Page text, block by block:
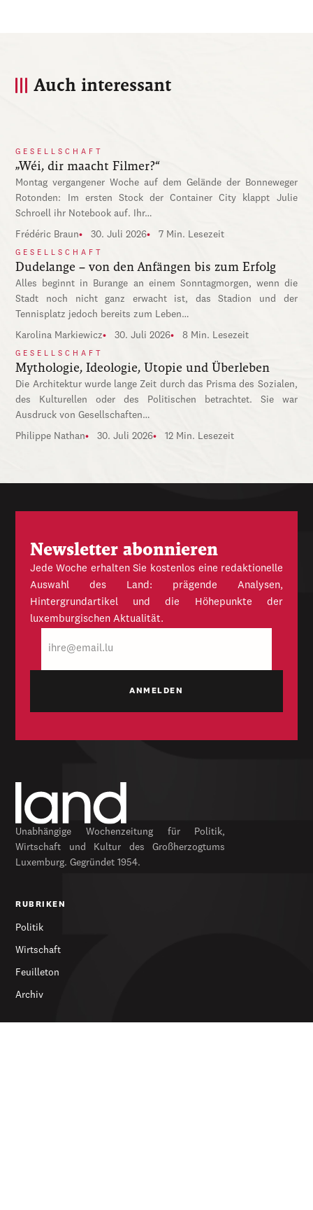
Auch interessant
GESELLSCHAFT
„Wéi, dir maacht Filmer?“
Montag vergangener Woche auf dem Gelände der Bonneweger
Rotonden: Im ersten Stock der Container City klappt Julie
Schroell ihr Notebook auf. Ihr…
Frédéric Braun 30. Juli 2026 7 Min. Lesezeit
GESELLSCHAFT
Dudelange – von den Anfängen bis zum Erfolg
Alles beginnt in Burange an einem Sonntagmorgen, wenn die
Stadt noch nicht ganz erwacht ist, das Stadion und der
Tennisplatz jedoch bereits zum Leben…
Karolina Markiewicz 30. Juli 2026 8 Min. Lesezeit
GESELLSCHAFT
Mythologie, Ideologie, Utopie und Überleben
Die Architektur wurde lange Zeit durch das Prisma des Sozialen,
des Kulturellen oder des Politischen betrachtet. Sie war
Ausdruck von Gesellschaften…
Philippe Nathan 30. Juli 2026 12 Min. Lesezeit
Newsletter abonnieren
Jede Woche erhalten Sie kostenlos eine redaktionelle
Auswahl des Land: prägende Analysen,
Hintergrundartikel und die Höhepunkte der
luxemburgischen Aktualität.
Mail
Unabhängige Wochenzeitung für Politik,
Wirtschaft und Kultur des Großherzogtums
Luxemburg. Gegründet 1954.
RUBRIKEN
Politik
Wirtschaft
Feuilleton
Archiv